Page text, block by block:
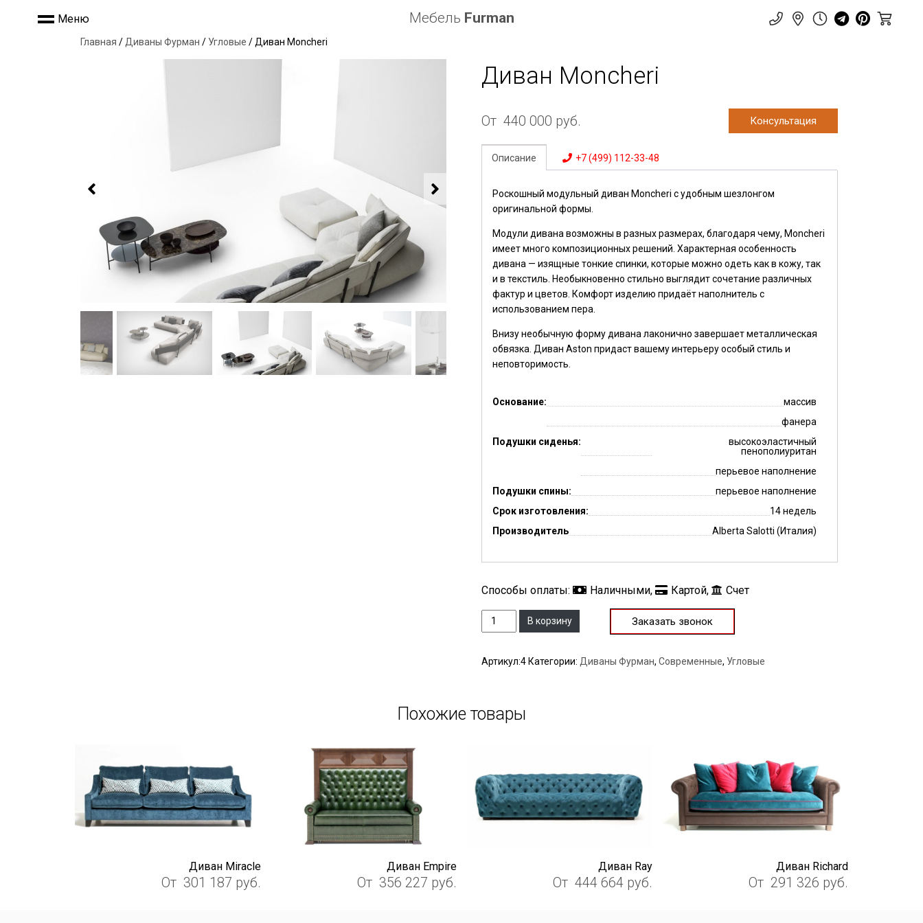
Меню Мебель Furman
Главная / Диваны Фурман / Угловые / Диван Moncheri
Диван Moncheri
От 440 000 руб. Консультация
Описание +7 (499) 112-33-48
Роскошный модульный диван Moncheri с удобным шезлонгом
оригинальной формы.
Модули дивана возможны в разных размерах, благодаря чему, Moncheri
имеет много композиционных решений. Характерная особенность
дивана — изящные тонкие спинки, которые можно одеть как в кожу, так
и в текстиль. Необыкновенно стильно выглядит сочетание различных
фактур и цветов. Комфорт изделию придаёт наполнитель с
использованием пера.
Внизу необычную форму дивана лаконично завершает металлическая
обвязка. Диван Aston придаст вашему интерьеру особый стиль и
неповторимость.
Основание:
массив
фанера
Подушки сиденья:
высокоэластичный
пенополиуритан
перьевое наполнение
Подушки спины:
перьевое наполнение
Срок изготовления:
14 недель
Производитель
Alberta Salotti (Италия)
Способы оплаты: Наличными, Картой, Счет
КоличествоВ корзину Заказать звонок
Артикул:4 Категории: Диваны Фурман,Современные, Угловые
Похожие товары
Диван Miracle
От 301 187 руб.
Диван Empire
От 356 227 руб.
Диван Ray
От 444 664 руб.
Диван Richard
От 291 326 руб.